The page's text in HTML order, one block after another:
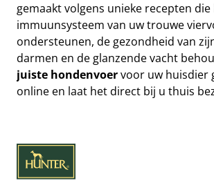
gemaakt volgens unieke recepten die
immuunsysteem van uw trouwe
ondersteunen, de gezondheid van
juiste hondenvoer voor uw huisdier
online en laat het direct bij u thuis